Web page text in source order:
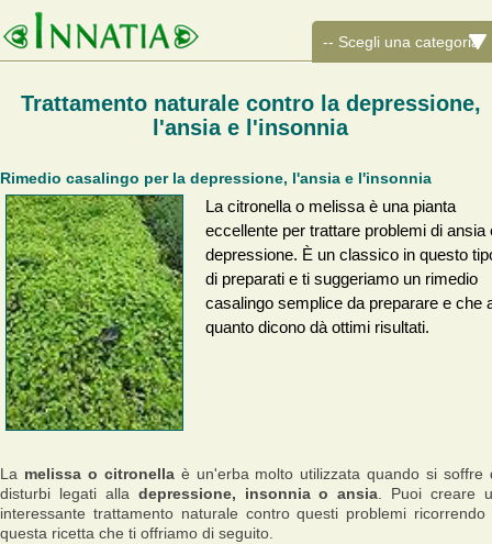
Trattamento naturale contro la depressione,
l'ansia e l'insonnia
Rimedio casalingo per la depressione, l'ansia e l'insonnia
La citronella o melissa è una pianta
eccellente per trattare problemi di ansia
depressione. È un classico in questo
di preparati e ti suggeriamo un rimedio
casalingo semplice da preparare e che
quanto dicono dà ottimi risultati.
La melissa o citronellaè un'erba molto utilizzata quando si soffre
disturbi legati alla depressione, insonnia o ansia. Puoi creare
interessante trattamento naturale contro questi problemi ricorrendo
questa ricetta che ti offriamo di seguito.